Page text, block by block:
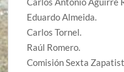
Eduardo Almeida.
Carlos Tornel.
Raúl Romero.
Comisión Sexta